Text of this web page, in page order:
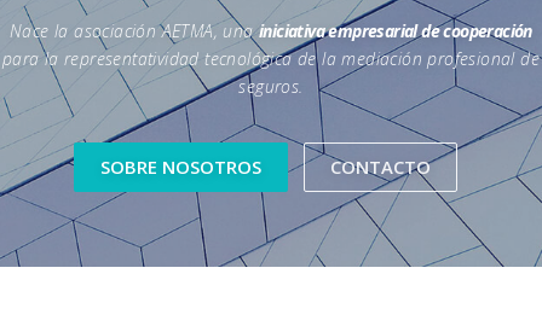
NOTICIAS FAQ CONTACTO
Nace la asociación AETMA, unainiciativa empresarial de cooperación
para la representatividad tecnológica de la mediación profesional de
seguros.
SOBRE NOSOTROS CONTACTO